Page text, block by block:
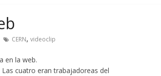
CERN, videoclip
en la web.
cuatro eran trabajadoreas del